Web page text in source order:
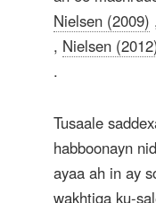
Nielsen (2009)
, Nielsen
.
Tusaale
habboonayn
ayaa ah in ay
wakhtiga ku-